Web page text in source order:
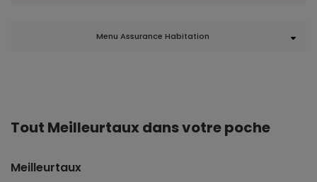
Menu Assurance Habitation
Tout Meilleurtaux dans votre poche
Meilleurtaux